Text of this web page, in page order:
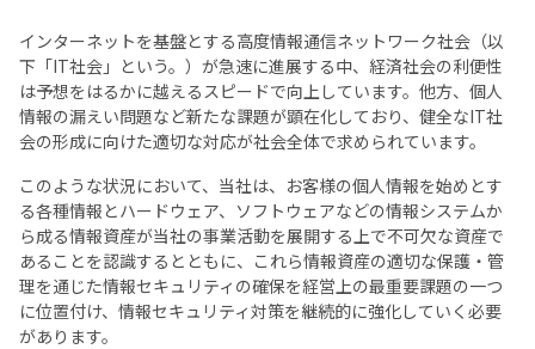
インターネットを基盤とする高度情報通信ネットワーク社会（以
下「IT社会」という。）が急速に進展する中、経済社会の利便性
は予想をはるかに越えるスピードで向上しています。他方、個人
情報の漏えい問題など新たな課題が顕在化しており、健全なIT社
会の形成に向けた適切な対応が社会全体で求められています。
このような状況において、当社は、お客様の個人情報を始めとす
る各種情報とハードウェア、ソフトウェアなどの情報システムか
ら成る情報資産が当社の事業活動を展開する上で不可欠な資産で
あることを認識するとともに、これら情報資産の適切な保護・管
理を通じた情報セキュリティの確保を経営上の最重要課題の一つ
に位置付け、情報セキュリティ対策を継続的に強化していく必要
があります。